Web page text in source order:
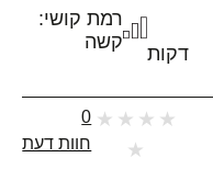
דקות
רמת קושי:
קשה
★
★
★
★
★
0
חוות דעת